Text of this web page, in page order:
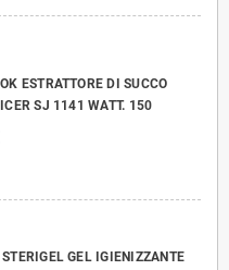
ESTRATTORE DI SUCCO
SJ 1141 WATT. 150
GEL IGIENIZZANTE